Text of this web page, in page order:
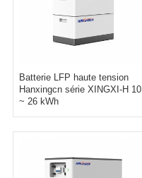
Batterie LFP haute tension
Hanxingcn série XINGXI-H 10
~ 26 kWh